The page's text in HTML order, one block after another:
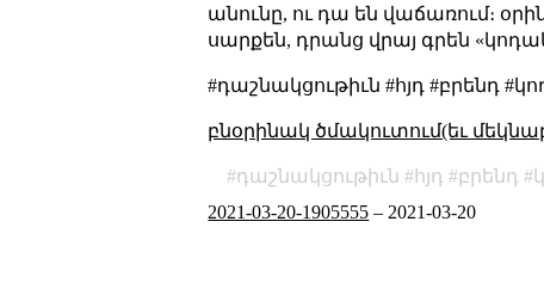
անունը, ու դա են վաճառում։
սարքեն, դրանց վրայ գրեն
#դաշնակցութիւն #հյդ #բրենդ
բնօրինակ ծմակուտում(եւ
դաշնակցութիւն հյդ բրենդ
2021-03-20-1905555 – 2021-03-20